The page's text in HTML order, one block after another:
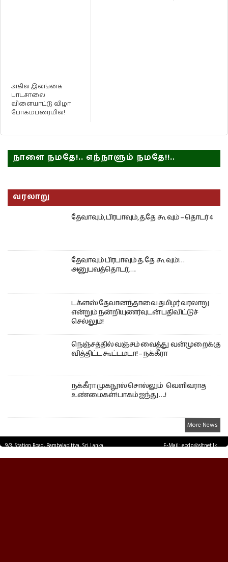
அகில இலங்கை
பாடசாலை
விளையாட்டு விழா
போகம்பரையில்!
நாளை நமதே!.. எந்நாளும் நமதே!!..
வரலாறு
தேவாவும், பிரபாவும், த.தே. கூ வும் – தொடர் 4
தேவாவும் பிரபாவும் த. தே. கூ வும்!…
அனுபவத்தொடர்,….
டக்ளஸ் தேவானந்தாவை தமிழர் வரலாறு
என்றும் நன்றியுணர்வுடன் பதிவிட்டுச்
செல்லும்!
நெஞ்சத்தில் வஞ்சம் வைத்து வன்முறைக்கு
வித்திட்ட கூட்டமடா! – நக்கீரா
நக்கீரா முகநூல் சொல்லும் வெளிவராத
உண்மைகள்! பாகம் ஐந்து ….!
More News
9/3, Station Road, Bambalapitiya, Sri Lanka.
E-Mail: epdp@sltnet.lk